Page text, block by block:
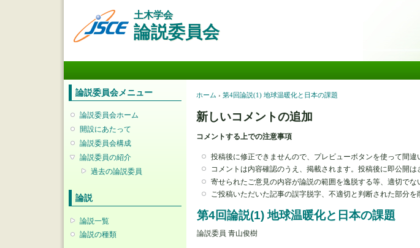
土木学会
論説委員会
論説委員会メニュー
論説委員会ホーム
開設にあたって
論説委員会構成
論説委員の紹介
過去の論説委員
論説
論説一覧
論説の種類
現在地
ホーム › 第4回論説(1) 地球温暖化と日本の課題
新しいコメントの追加
コメントする上での注意事項
投稿後に修正できませんので、プレビューボタンを使って間違
コメントは内容確認のうえ、掲載されます。投稿後に即公開は
寄せられたご意見の内容が論説の範囲を逸脱する等、適切でな
ご投稿いただいた記事の誤字脱字、不適切と判断された部分
第4回論説(1) 地球温暖化と日本の課題
論説委員 青山俊樹